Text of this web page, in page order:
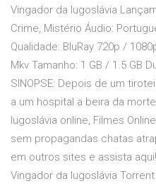
Vingador da Iugoslávia
Crime, Mistério Áudio:
Qualidade: BluRay 720p /
Mkv Tamanho: 1 GB / 1.5 GB
SINOPSE: Depois de um
a um hospital a beira da
Iugoslávia online, Filmes
sem propagandas chatas
em outros sites e assista
Vingador da Iugoslávia